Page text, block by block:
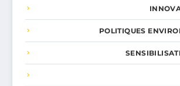
POLITIQUES